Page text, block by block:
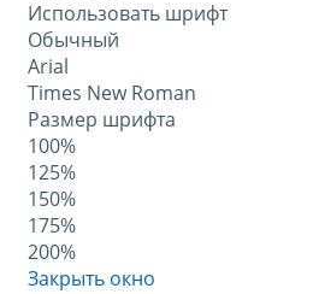
Использовать шрифт
Обычный
Arial
Times New Roman
Размер шрифта
100%
125%
150%
175%
200%
Закрыть окно